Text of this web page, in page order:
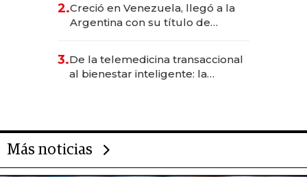
2.Creció en Venezuela, llegó a la
Argentina con su título de
las marcas "fast premium"
3.De la telemedicina transaccional
al bienestar inteligente: la
Más noticias